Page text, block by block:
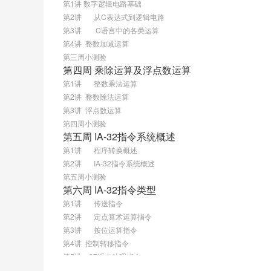
第1讲 数字逻辑电路基础
第2讲	 从C表达式到逻辑电路
第3讲	  C语言中的各类运算
第4讲  整数加减运算
第三周小测验
第四周 乘除运算及浮点数运算
第1讲	 整数乘法运算
第2讲  整数除法运算
第3讲  浮点数运算
第四周小测验
第五周 IA-32指令系统概述
第1讲	 程序转换概述
第2讲	 IA-32指令系统概述
第五周小测验
第六周 IA-32指令类型
第1讲	 传送指令
第2讲	 定点算术运算指令
第3讲	 按位运算指令
第4讲  控制转移指令
第5讲  x87浮点处理指令